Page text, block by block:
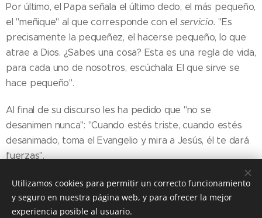
Por último, el Papa señala el último dedo, el más pequeño,
el "meñique" al que corresponde con el servicio."Es
precisamente la pequeñez, el hacerse pequeño, lo que
atrae a Dios. ¿Sabes una cosa? Esta es una regla de vida,
para cada uno de nosotros, escúchala: El que sirve se
hace pequeño".
Al final de su discurso les ha pedido que "no se
desanimen nunca": "Cuando estés triste, cuando estés
desanimado, toma el Evangelio y mira a Jesús, él te dará
fuerzas".
Share
Utilizamos cookies para permitir un correcto funcionamiento
y seguro en nuestra página web, y para ofrecer la mejor
experiencia posible al usuario.